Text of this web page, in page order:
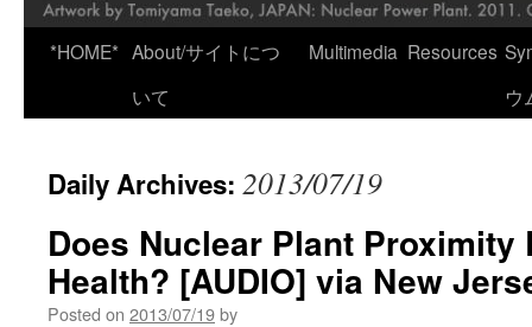
*HOME* About/サイトにつ
いて
Multimedia Resources
ウ
Daily Archives: 2013/07/19
Does Nuclear Plant Proximity
Health? [AUDIO] via New
Posted on 2013/07/19by